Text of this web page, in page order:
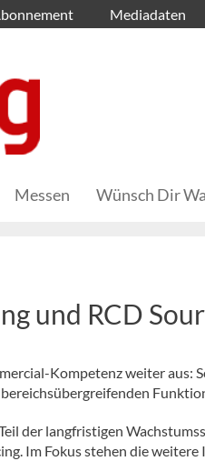
Mediadaten
Messen Wünsch Dir
und RCD
Kompetenz weiter aus:
der langfristigen
Im Fokus stehen die